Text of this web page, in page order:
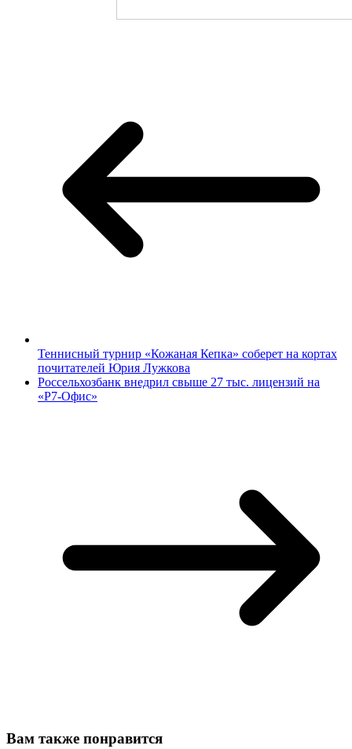
Теннисный турнир «Кожаная Кепка» соберет на кортах
почитателей Юрия Лужкова
Россельхозбанк внедрил свыше 27 тыс. лицензий на
«Р7-Офис»
Вам также понравится